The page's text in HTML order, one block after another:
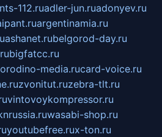
112.ruadler-jun.ruadonyev.ru
argentinamia.ru
ashanet.rubelgorod-day.ru
bigfatcc.ru
media.rucard-voice.ru
zvonitut.ruzebra-tlt.ru
vintovoykompressor.ru
wasabi-shop.ru
youtubefree.rux-ton.ru